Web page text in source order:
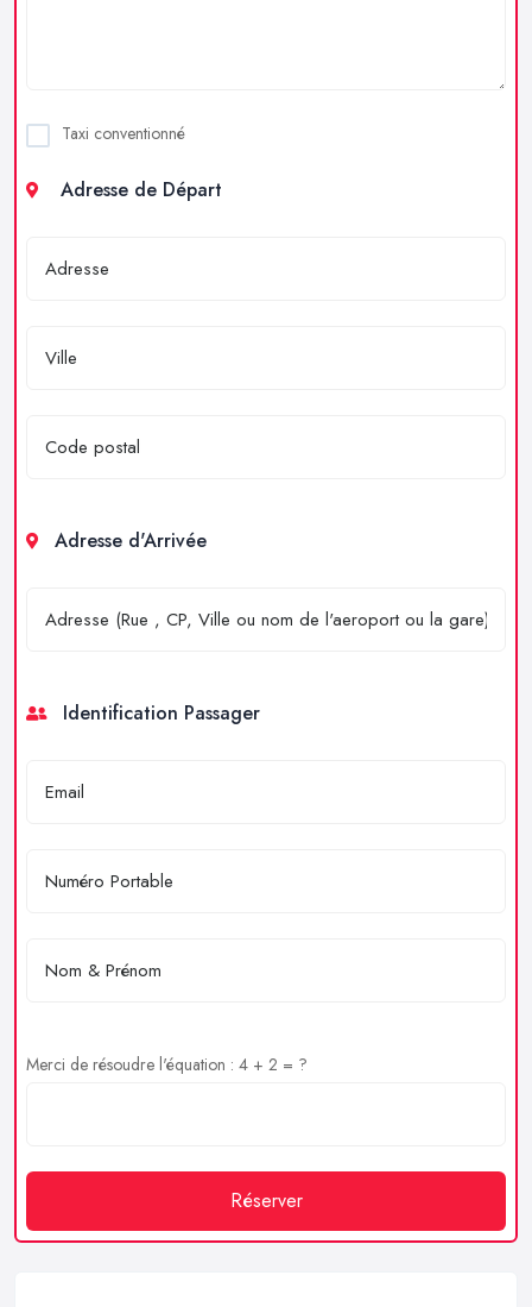
Taxi conventionné
Adresse de Départ
Adresse d'Arrivée
Identification Passager
Merci de résoudre l'équation : 4 + 2 = ?
Réserver